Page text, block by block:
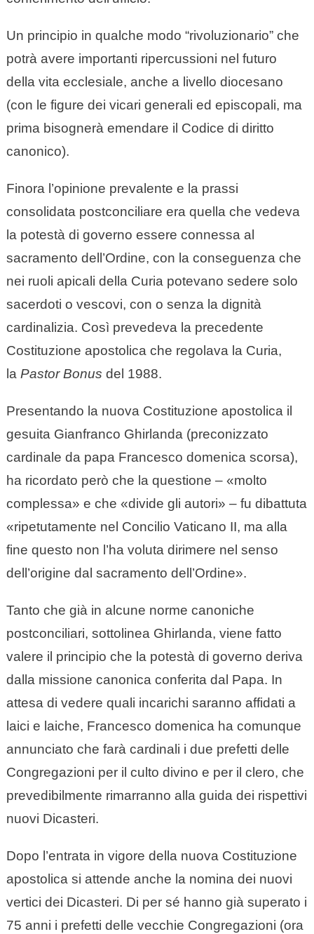
Un principio in qualche modo “rivoluzionario” che
potrà avere importanti ripercussioni nel futuro
della vita ecclesiale, anche a livello diocesano
(con le figure dei vicari generali ed episcopali, ma
prima bisognerà emendare il Codice di diritto
canonico).
Finora l’opinione prevalente e la prassi
consolidata postconciliare era quella che vedeva
la potestà di governo essere connessa al
sacramento dell’Ordine, con la conseguenza che
nei ruoli apicali della Curia potevano sedere solo
sacerdoti o vescovi, con o senza la dignità
cardinalizia. Così prevedeva la precedente
Costituzione apostolica che regolava la Curia,
la Pastor Bonus del 1988.
Presentando la nuova Costituzione apostolica il
gesuita Gianfranco Ghirlanda (preconizzato
cardinale da papa Francesco domenica scorsa),
ha ricordato però che la questione – «molto
complessa» e che «divide gli autori» – fu dibattuta
«ripetutamente nel Concilio Vaticano II, ma alla
fine questo non l’ha voluta dirimere nel senso
dell’origine dal sacramento dell’Ordine».
Tanto che già in alcune norme canoniche
postconciliari, sottolinea Ghirlanda, viene fatto
valere il principio che la potestà di governo deriva
dalla missione canonica conferita dal Papa. In
attesa di vedere quali incarichi saranno affidati a
laici e laiche, Francesco domenica ha comunque
annunciato che farà cardinali i due prefetti delle
Congregazioni per il culto divino e per il clero, che
prevedibilmente rimarranno alla guida dei rispettivi
nuovi Dicasteri.
Dopo l’entrata in vigore della nuova Costituzione
apostolica si attende anche la nomina dei nuovi
vertici dei Dicasteri. Di per sé hanno già superato i
75 anni i prefetti delle vecchie Congregazioni (ora